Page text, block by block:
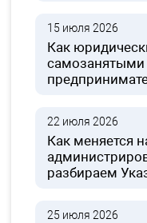
15 июля 2026
Как
22 июля 2026
Как меняется
разбираем
25 июля 2026